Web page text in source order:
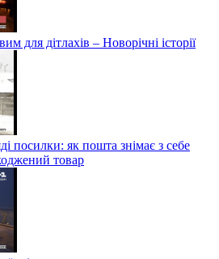
для дітлахів – Новорічні історії
посилки: як пошта знімає з себе
товар